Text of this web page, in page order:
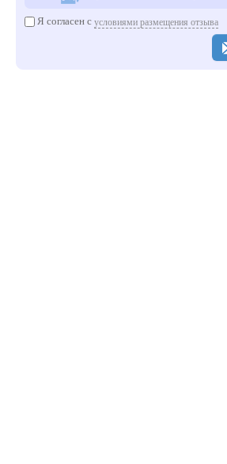
Я согласен с условиями размещения отзыва